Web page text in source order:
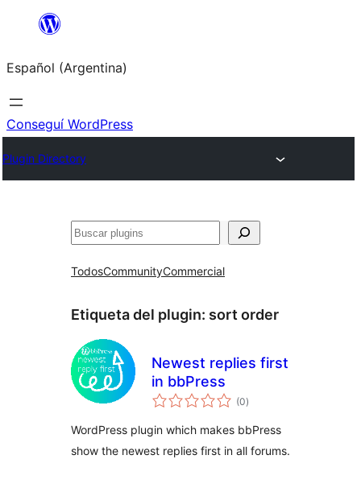
Saltar
contenido
Español (Argentina)
Conseguí WordPress
Plugin Directory
Buscar
TodosCommunityCommercial
Etiqueta del plugin: sort order
Newest replies first
in bbPress
(0total
de
)
WordPress plugin which makes bbPress
show the newest replies first in all forums.